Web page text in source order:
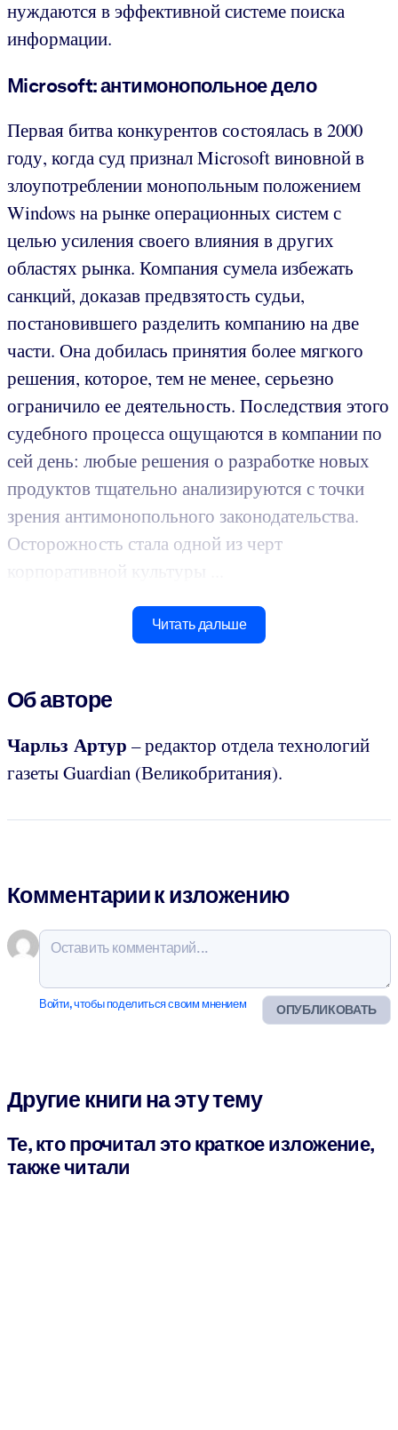
нуждаются в эффективной системе поиска
информации.
Microsoft: антимонопольное дело
Первая битва конкурентов состоялась в 2000
году, когда суд признал Microsoft виновной в
злоупотреблении монопольным положением
Windows на рынке операционных систем с
целью усиления своего влияния в других
областях рынка. Компания сумела избежать
санкций, доказав предвзятость судьи,
постановившего разделить компанию на две
части. Она добилась принятия более мягкого
решения, которое, тем не менее, серьезно
ограничило ее деятельность. Последствия этого
судебного процесса ощущаются в компании по
сей день: любые решения о разработке новых
продуктов тщательно анализируются с точки
зрения антимонопольного законодательства.
Осторожность стала одной из черт
корпоративной культуры ...
Читать дальше
Об авторе
Чарльз Артур – редактор отдела технологий
газеты Guardian (Великобритания).
Комментарии к изложению
ОПУБЛИКОВАТЬ
Войти, чтобы поделиться своим мнением
Другие книги на эту тему
Те, кто прочитал это краткое изложение,
также читали